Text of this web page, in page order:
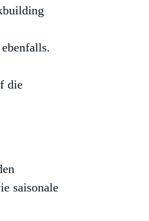
die
saisonale